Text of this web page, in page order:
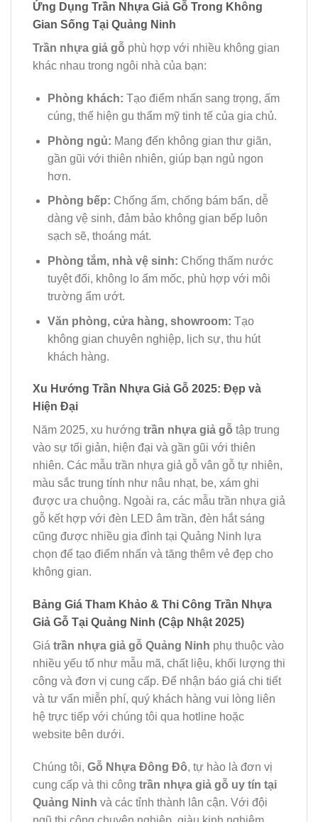
Ứng Dụng Trần Nhựa Giả Gỗ Trong Không
Gian Sống Tại Quảng Ninh
Trần nhựa giả gỗ phù hợp với nhiều không gian
khác nhau trong ngôi nhà của bạn:
Phòng khách: Tạo điểm nhấn sang trọng, ấm
cúng, thể hiện gu thẩm mỹ tinh tế của gia chủ.
Phòng ngủ: Mang đến không gian thư giãn,
gần gũi với thiên nhiên, giúp bạn ngủ ngon
hơn.
Phòng bếp: Chống ẩm, chống bám bẩn, dễ
dàng vệ sinh, đảm bảo không gian bếp luôn
sạch sẽ, thoáng mát.
Phòng tắm, nhà vệ sinh: Chống thấm nước
tuyệt đối, không lo ẩm mốc, phù hợp với môi
trường ẩm ướt.
Văn phòng, cửa hàng, showroom: Tạo
không gian chuyên nghiệp, lịch sự, thu hút
khách hàng.
Xu Hướng Trần Nhựa Giả Gỗ 2025: Đẹp và
Hiện Đại
Năm 2025, xu hướng trần nhựa giả gỗ tập trung
vào sự tối giản, hiện đại và gần gũi với thiên
nhiên. Các mẫu trần nhựa giả gỗ vân gỗ tự nhiên,
màu sắc trung tính như nâu nhạt, be, xám ghi
được ưa chuộng. Ngoài ra, các mẫu trần nhựa giả
gỗ kết hợp với đèn LED âm trần, đèn hắt sáng
cũng được nhiều gia đình tại Quảng Ninh lựa
chọn để tạo điểm nhấn và tăng thêm vẻ đẹp cho
không gian.
Bảng Giá Tham Khảo & Thi Công Trần Nhựa
Giả Gỗ Tại Quảng Ninh (Cập Nhật 2025)
Giá trần nhựa giả gỗ Quảng Ninh phụ thuộc vào
nhiều yếu tố như mẫu mã, chất liệu, khối lượng thi
công và đơn vị cung cấp. Để nhận báo giá chi tiết
và tư vấn miễn phí, quý khách hàng vui lòng liên
hệ trực tiếp với chúng tôi qua hotline hoặc
website bên dưới.
Chúng tôi, Gỗ Nhựa Đông Đô, tự hào là đơn vị
cung cấp và thi công trần nhựa giả gỗ uy tín tại
Quảng Ninh và các tỉnh thành lân cận. Với đội